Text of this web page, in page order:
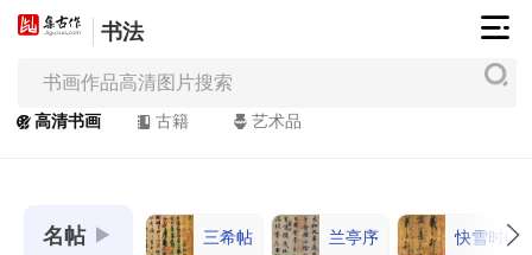
书法
高清书画 古籍 艺术品
名帖 三希帖 兰亭序 快雪时晴
古
作
网